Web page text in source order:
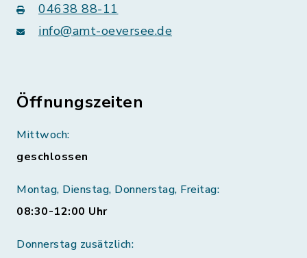
04638 88-11
info@amt-oeversee.de
Öffnungszeiten
Mittwoch:
geschlossen
Montag, Dienstag, Donnerstag, Freitag:
08:30-12:00 Uhr
Donnerstag zusätzlich: